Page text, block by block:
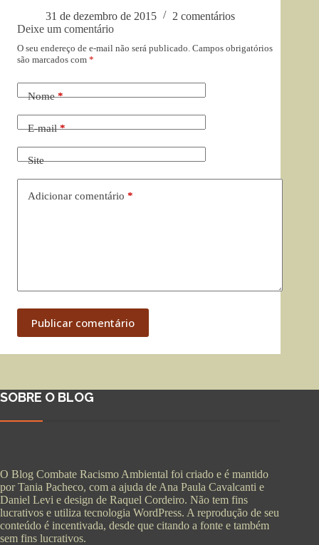
31 de dezembro de 2015
2 comentários
Deixe um comentário
O seu endereço de e-mail não será publicado. Campos obrigatórios
são marcados com *
Nome*
E-mail*
Site
Adicionar comentário *
Publicar comentário
SOBRE O BLOG
O Blog Combate Racismo Ambiental foi criado e é mantido
por Tania Pacheco, com a ajuda de Ana Paula Cavalcanti e
Daniel Levi e design de Raquel Cordeiro. Não tem fins
lucrativos e utiliza tecnologia WordPress. A reprodução de seu
conteúdo é incentivada, desde que citando a fonte e também
sem fins lucrativos.